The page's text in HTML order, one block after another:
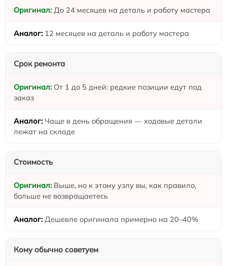
До 24 месяцев на деталь и работу мастера
12 месяцев на деталь и работу мастера
Срок ремонта
От 1 до 5 дней: редкие позиции едут под
заказ
Чаще в день обращения — ходовые детали
лежат на складе
Стоимость
Выше, но к этому узлу вы, как правило,
больше не возвращаетесь
Дешевле оригинала примерно на 20–40%
Кому обычно советуем